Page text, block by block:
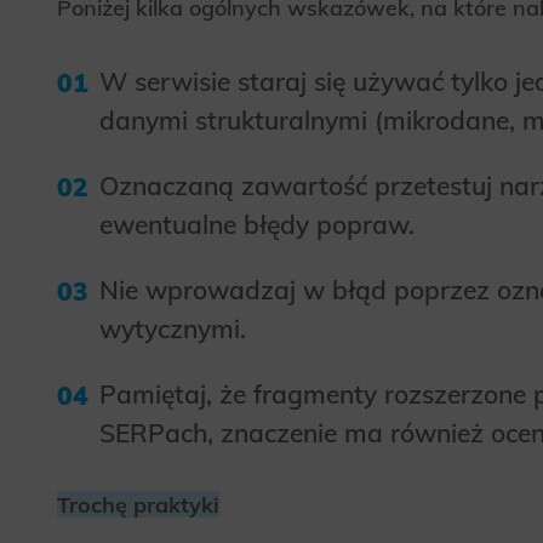
Scope
Poniżej kilka ogólnych wskazówek, na które
W serwisie staraj się używać tylko
danymi strukturalnymi (mikrodane,
Oznaczaną zawartość przetestuj
ewentualne błędy popraw.
Nie wprowadzaj w błąd poprzez
wytycznymi.
Pamiętaj, że fragmenty
SERPach, znaczenie ma również
Trochę praktyki